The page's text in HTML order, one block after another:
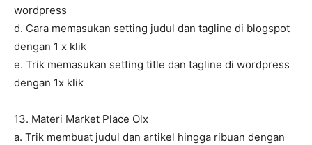
wordpress
d. Cara memasukan setting judul dan tagline di blogspot
dengan 1 x klik
e. Trik memasukan setting title dan tagline di wordpress
dengan 1x klik
13. Materi Market Place Olx
a. Trik membuat judul dan artikel hingga ribuan dengan